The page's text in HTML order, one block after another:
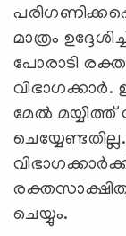
മാത്രം
പോരാടി
മേൽ
ചെയ്യും.